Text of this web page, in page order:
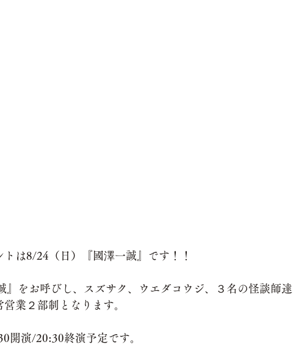
は8/24（日）『國澤一誠』です！！
』をお呼びし、スズサク、ウエダコウジ、３名の怪談師達
業２部制となります。
開演/20:30終演予定です。